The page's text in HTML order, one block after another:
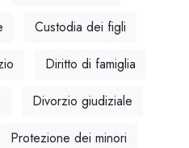
Custodia dei figli
Diritto di famiglia
Divorzio giudiziale
Protezione dei minori